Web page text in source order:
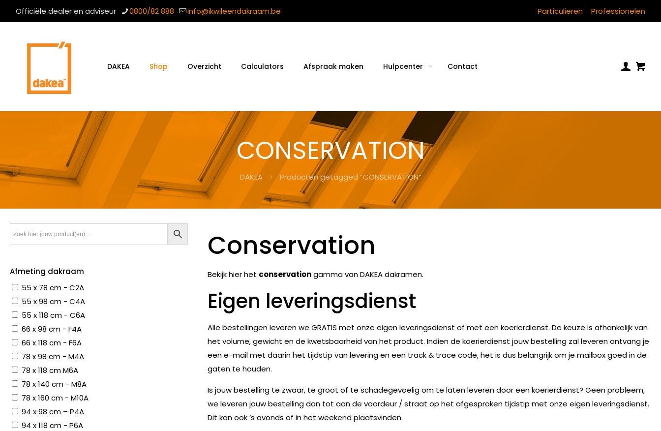
Officiële dealer en adviseur 0800/82 888 info@ikwileendakraam.be Particulieren Professionelen
DAKEA Shop Overzicht Calculators Afspraak maken Hulpcenter Contact
CONSERVATION
DAKEA Producten getagged “CONSERVATION”
Conservation
Bekijk hier het conservationgamma van DAKEA dakramen.
Eigen leveringsdienst
Alle bestellingen leveren we GRATIS met onze eigen leveringsdienst of met een koerierdienst. De keuze is afhankelijk van
het volume, gewicht en de kwetsbaarheid van het product. Indien de koerierdienst jouw bestelling zal leveren ontvang je
een e-mail met daarin het tijdstip van levering en een track & trace code, het is dus belangrijk om je mailbox goed in de
gaten te houden.
Is jouw bestelling te zwaar, te groot of te schadegevoelig om te laten leveren door een koerierdienst? Geen probleem,
we leveren jouw bestelling dan tot aan de voordeur / straat op het afgesproken tijdstip met onze eigen leveringsdienst.
Dit kan ook ‘s avonds of in het weekend plaatsvinden.
Afmeting dakraam
55 x 78 cm - C2A
55 x 98 cm - C4A
55 x 118 cm - C6A
66 x 98 cm - F4A
66 x 118 cm - F6A
78 x 98 cm - M4A
78 x 118 cm M6A
78 x 140 cm - M8A
78 x 160 cm - M10A
94 x 98 cm – P4A
94 x 118 cm - P6A